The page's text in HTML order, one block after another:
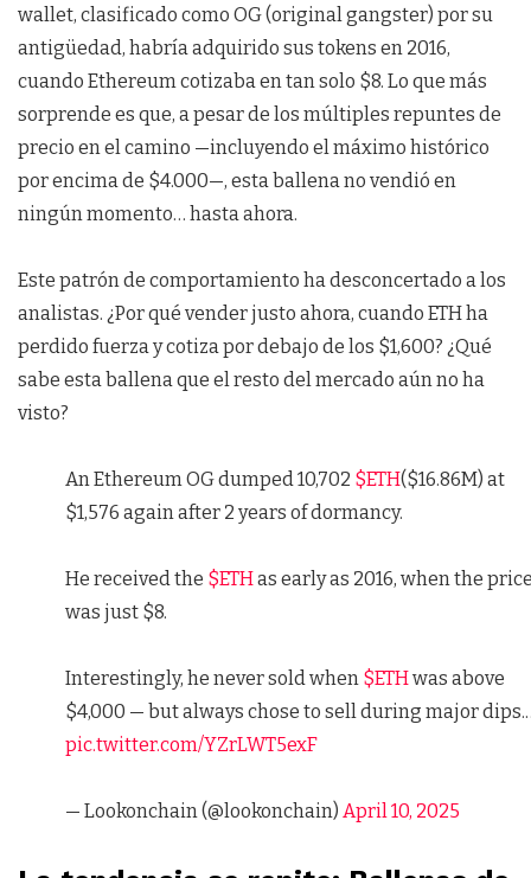
wallet, clasificado como OG (original gangster) por su
antigüedad, habría adquirido sus tokens en 2016,
cuando Ethereum cotizaba en tan solo $8. Lo que más
sorprende es que, a pesar de los múltiples repuntes de
precio en el camino —incluyendo el máximo histórico
por encima de $4.000—, esta ballena no vendió en
ningún momento… hasta ahora.
Este patrón de comportamiento ha desconcertado a los
analistas. ¿Por qué vender justo ahora, cuando ETH ha
perdido fuerza y cotiza por debajo de los $1,600? ¿Qué
sabe esta ballena que el resto del mercado aún no ha
visto?
An Ethereum OG dumped 10,702 $ETH($16.86M) at
$1,576 again after 2 years of dormancy.
He received the $ETHas early as 2016, when the
was just $8.
Interestingly, he never sold when $ETHwas above
$4,000 — but always chose to sell during major
pic.twitter.com/YZrLWT5exF
— Lookonchain (@lookonchain) April 10, 2025